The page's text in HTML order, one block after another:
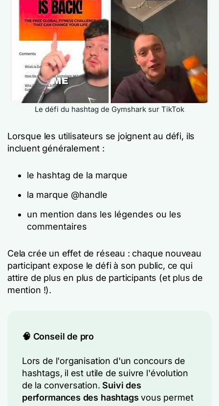
Le défi du hashtag de Gymshark sur TikTok
Lorsque les utilisateurs se joignent au défi, ils
incluent généralement :
le hashtag de la marque
la marque @handle
un mention dans les légendes ou les
commentaires
Cela crée un effet de réseau : chaque nouveau
participant expose le défi à son public, ce qui
attire de plus en plus de participants (et plus de
mention !).
🧠 Conseil de pro
Lors de l'organisation d'un concours de
hashtags, il est utile de suivre l'évolution
de la conversation. Suivi des
performances des hashtags vous permet